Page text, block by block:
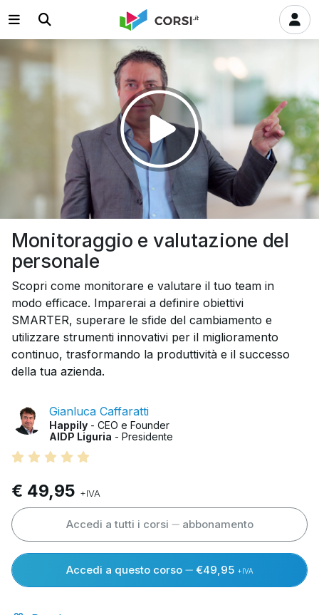
Monitoraggio e valutazione del
personale
Scopri come monitorare e valutare il tuo team in
modo efficace. Imparerai a definire obiettivi
SMARTER, superare le sfide del cambiamento e
utilizzare strumenti innovativi per il miglioramento
continuo, trasformando la produttività e il successo
della tua azienda.
Gianluca Caffaratti
Happily - CEO e Founder
AIDP Liguria - Presidente
€ 49,95 +IVA
Accedi a tutti i corsi abbonamento
Accedi a questo corso €49,95 +IVA
Riprodurre
il
video